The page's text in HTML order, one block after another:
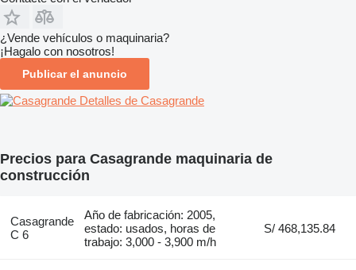
¿Vende vehículos o maquinaria?
¡Hagalo con nosotros!
Publicar el anuncio
Detalles de Casagrande
Precios para Casagrande maquinaria de
construcción
Casagrande
C 6
Año de fabricación: 2005,
estado: usados, horas de
trabajo: 3,000 - 3,900 m/h
S/ 468,135.84